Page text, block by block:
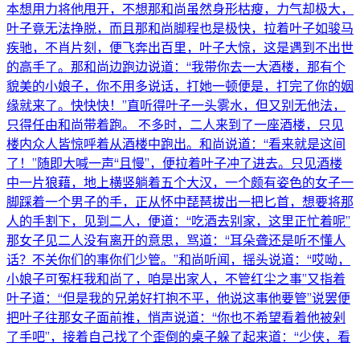
本想用力将他甩开，不想那和尚虽然身形枯瘦，力气却极大，
叶子竟无法挣脱，而且那和尚脚程也是极快，拉着叶子如骏马
疾驰，不肖片刻，便飞奔出百里，叶子大惊，这是遇到不出世
的高手了。那和尚边跑边说道：“我带你去一大酒楼，那有个
貌美的小娘子，你不用多说话，打她一顿便是，打完了你的姻
缘就来了。快快快！”直听得叶子一头雾水，但又别无他法，
只得任由和尚带着跑。 不多时，二人来到了一座酒楼，只见
楼内众人皆惊呼着从酒楼中跑出。和尚说道：“看来就是这间
了！”随即大喊一声“且慢”，便拉着叶子冲了进去。只见酒楼
中一片狼藉，地上横竖躺着五个大汉，一个颇有姿色的女子一
脚踩着一个男子的手，正从怀中琵琶拔出一把匕首，想要将那
人的手割下，见到二人，便道：“吃酒去别家，这里正忙着呢”
那女子见二人没有离开的意思，骂道：“耳朵聋还是听不懂人
话？不关你们的事你们少管。”和尚听闻，摇头说道：“哎呦，
小娘子可冤枉我和尚了，咱是出家人，不管红尘之事”又指着
叶子道：“但是我的兄弟好打抱不平，他说这事他要管”说罢便
把叶子往那女子面前推，悄声说道：“你也不希望看着他被剁
了手吧”，接着自己找了个歪倒的桌子躲了起来道：“少侠，看